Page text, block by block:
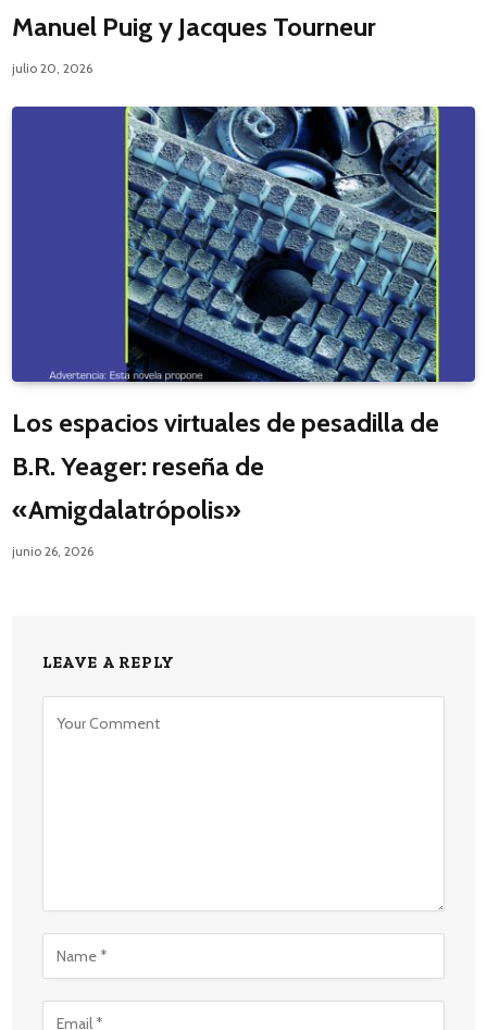
Manuel Puig y Jacques Tourneur
julio 20, 2026
Los espacios virtuales de pesadilla de
B.R. Yeager: reseña de
«Amigdalatrópolis»
junio 26, 2026
LEAVE A REPLY